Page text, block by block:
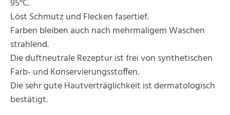
95°C.
Löst Schmutz und Flecken fasertief.
Farben bleiben auch nach mehrmaligem Waschen
strahlend.
Die duftneutrale Rezeptur ist frei von synthetischen
Farb- und Konservierungsstoffen.
Die sehr gute Hautverträglichkeit ist dermatologisch
bestätigt.